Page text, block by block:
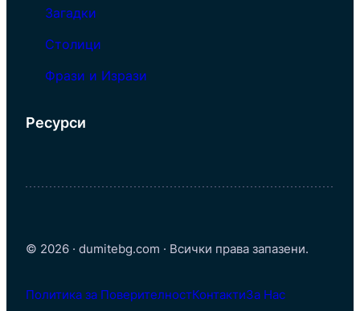
Загадки
Столици
Фрази и Изрази
Ресурси
© 2026 · dumitebg.com · Всички права запазени.
Политика за ПоверителностКонтактиЗа Нас